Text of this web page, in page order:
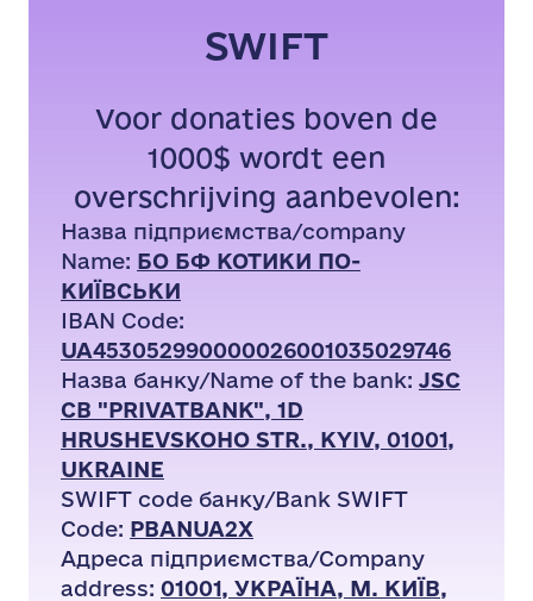
SWIFT
Voor donaties boven de
1000$ wordt een
overschrijving aanbevolen:
Назва підприємства/company
Name: БО БФ КОТИКИ ПО-
КИЇВСЬКИ
IBAN Code:
UA453052990000026001035029746
Назва банку/Name of the bank: JSC
CB "PRIVATBANK", 1D
HRUSHEVSKOHO STR., KYIV, 01001,
UKRAINE
SWIFT code банку/Bank SWIFT
Code: PBANUA2X
Адреса підприємства/Company
address: 01001, УКРАЇНА, М. КИЇВ,